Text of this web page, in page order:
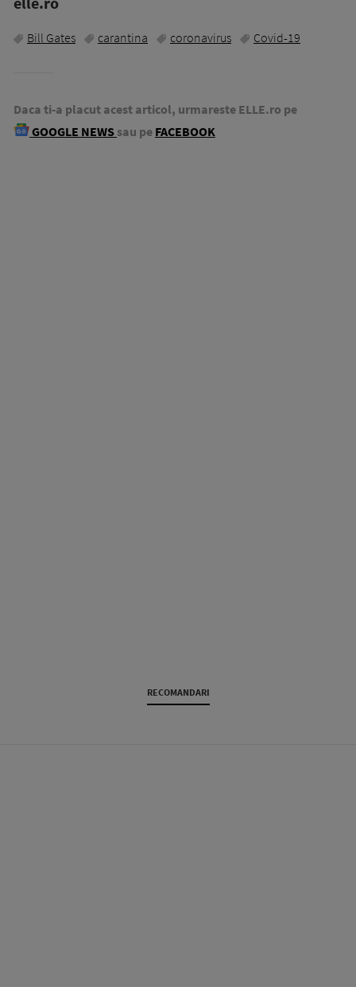
Bill Gates carantina coronavirus Covid-19
Daca ti-a placut acest articol, urmareste ELLE.ro pe
GOOGLE NEWS sau pe FACEBOOK
RECOMANDARI